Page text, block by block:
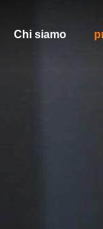
Chi siamo